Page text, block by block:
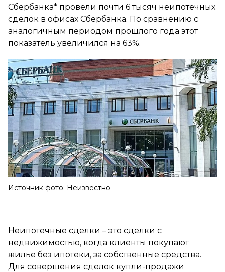
Сбербанка* провели почти 6 тысяч неипотечных
сделок в офисах Сбербанка. По сравнению с
аналогичным периодом прошлого года этот
показатель увеличился на 63%.
Источник фото: Неизвестно
Неипотечные сделки – это сделки с
недвижимостью, когда клиенты покупают
жилье без ипотеки, за собственные средства.
Для совершения сделок купли-продажи